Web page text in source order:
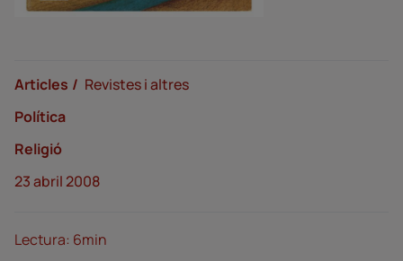
Articles
Revistes i altres
Política
Religió
23 abril 2008
Lectura: 6min